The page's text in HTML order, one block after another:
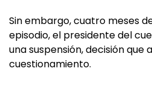
Sin embargo, cuatro meses
episodio, el presidente del
una suspensión, decisión que
cuestionamiento.